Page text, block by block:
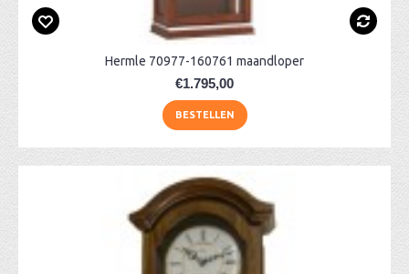
Hermle 70977-160761 maandloper
€1.795,00
BESTELLEN